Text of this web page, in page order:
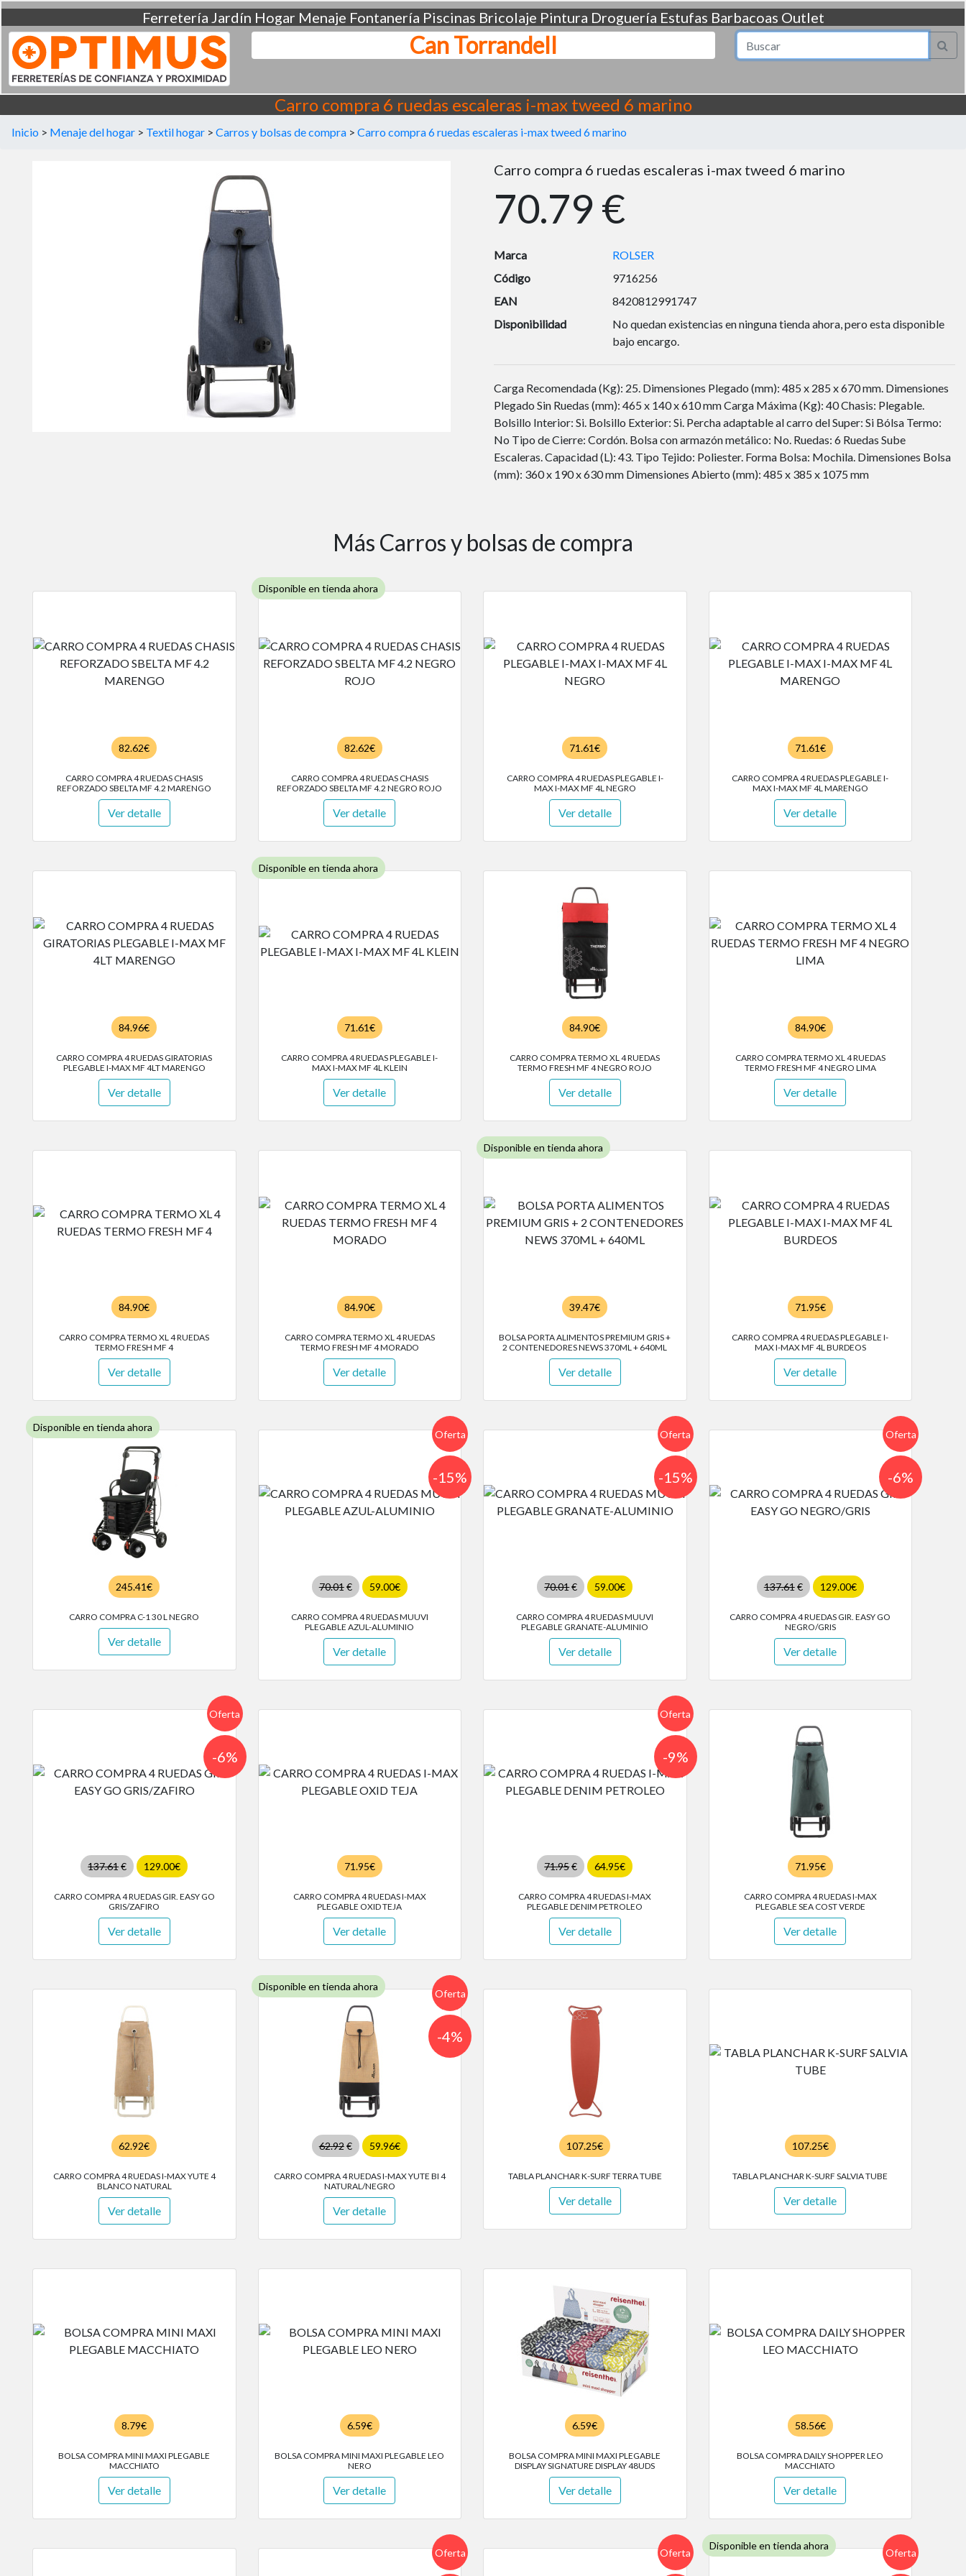
Ferretería Jardín Hogar Menaje Fontanería Piscinas Bricolaje Pintura Droguería Estufas Barbacoas Outlet
Can Torrandell
Carro compra 6 ruedas escaleras i-max tweed 6 marino
Inicio > Menaje del hogar > Textil hogar > Carros y bolsas de compra > Carro compra 6 ruedas escaleras i-max tweed 6 marino
Carro compra 6 ruedas escaleras i-max tweed 6 marino
70.79 €
Marca
ROLSER
Código
9716256
EAN
8420812991747
Disponibilidad
No quedan existencias en ninguna tienda ahora, pero esta disponible
bajo encargo.
Carga Recomendada (Kg): 25. Dimensiones Plegado (mm): 485 x 285 x 670 mm. Dimensiones
Plegado Sin Ruedas (mm): 465 x 140 x 610 mm Carga Máxima (Kg): 40 Chasis: Plegable.
Bolsillo Interior: Si. Bolsillo Exterior: Si. Percha adaptable al carro del Super: Si Bólsa Termo:
No Tipo de Cierre: Cordón. Bolsa con armazón metálico: No. Ruedas: 6 Ruedas Sube
Escaleras. Capacidad (L): 43. Tipo Tejido: Poliester. Forma Bolsa: Mochila. Dimensiones Bolsa
(mm): 360 x 190 x 630 mm Dimensiones Abierto (mm): 485 x 385 x 1075 mm
Más Carros y bolsas de compra
82.62€
CARRO COMPRA 4 RUEDAS CHASIS
REFORZADO SBELTA MF 4.2 MARENGO
Ver detalle
Disponible en tienda ahora
82.62€
CARRO COMPRA 4 RUEDAS CHASIS
REFORZADO SBELTA MF 4.2 NEGRO ROJO
Ver detalle
71.61€
CARRO COMPRA 4 RUEDAS PLEGABLE I-
MAX I-MAX MF 4L NEGRO
Ver detalle
71.61€
CARRO COMPRA 4 RUEDAS PLEGABLE I-
MAX I-MAX MF 4L MARENGO
Ver detalle
84.96€
CARRO COMPRA 4 RUEDAS GIRATORIAS
PLEGABLE I-MAX MF 4LT MARENGO
Ver detalle
Disponible en tienda ahora
71.61€
CARRO COMPRA 4 RUEDAS PLEGABLE I-
MAX I-MAX MF 4L KLEIN
Ver detalle
84.90€
CARRO COMPRA TERMO XL 4 RUEDAS
TERMO FRESH MF 4 NEGRO ROJO
Ver detalle
84.90€
CARRO COMPRA TERMO XL 4 RUEDAS
TERMO FRESH MF 4 NEGRO LIMA
Ver detalle
84.90€
CARRO COMPRA TERMO XL 4 RUEDAS
TERMO FRESH MF 4
Ver detalle
84.90€
CARRO COMPRA TERMO XL 4 RUEDAS
TERMO FRESH MF 4 MORADO
Ver detalle
Disponible en tienda ahora
39.47€
BOLSA PORTA ALIMENTOS PREMIUM GRIS +
2 CONTENEDORES NEWS 370ML + 640ML
Ver detalle
71.95€
CARRO COMPRA 4 RUEDAS PLEGABLE I-
MAX I-MAX MF 4L BURDEOS
Ver detalle
Disponible en tienda ahora
245.41€
CARRO COMPRA C-1 30 L NEGRO
Ver detalle
Oferta
70.01€ 59.00€
-15%
CARRO COMPRA 4 RUEDAS MUUVI
PLEGABLE AZUL-ALUMINIO
Ver detalle
Oferta
70.01€ 59.00€
-15%
CARRO COMPRA 4 RUEDAS MUUVI
PLEGABLE GRANATE-ALUMINIO
Ver detalle
Oferta
137.61€ 129.00€
-6%
CARRO COMPRA 4 RUEDAS GIR. EASY GO
NEGRO/GRIS
Ver detalle
Oferta
137.61€ 129.00€
-6%
CARRO COMPRA 4 RUEDAS GIR. EASY GO
GRIS/ZAFIRO
Ver detalle
71.95€
CARRO COMPRA 4 RUEDAS I-MAX
PLEGABLE OXID TEJA
Ver detalle
Oferta
71.95€ 64.95€
-9%
CARRO COMPRA 4 RUEDAS I-MAX
PLEGABLE DENIM PETROLEO
Ver detalle
71.95€
CARRO COMPRA 4 RUEDAS I-MAX
PLEGABLE SEA COST VERDE
Ver detalle
62.92€
CARRO COMPRA 4 RUEDAS I-MAX YUTE 4
BLANCO NATURAL
Ver detalle
Disponible en tienda ahora
Oferta
62.92€ 59.96€
-4%
CARRO COMPRA 4 RUEDAS I-MAX YUTE BI 4
NATURAL/NEGRO
Ver detalle
107.25€
TABLA PLANCHAR K-SURF TERRA TUBE
Ver detalle
107.25€
TABLA PLANCHAR K-SURF SALVIA TUBE
Ver detalle
8.79€
BOLSA COMPRA MINI MAXI PLEGABLE
MACCHIATO
Ver detalle
6.59€
BOLSA COMPRA MINI MAXI PLEGABLE LEO
NERO
Ver detalle
6.59€
BOLSA COMPRA MINI MAXI PLEGABLE
DISPLAY SIGNATURE DISPLAY 48UDS
Ver detalle
58.56€
BOLSA COMPRA DAILY SHOPPER LEO
MACCHIATO
Ver detalle
Oferta Oferta
Disponible en tienda ahora
Oferta